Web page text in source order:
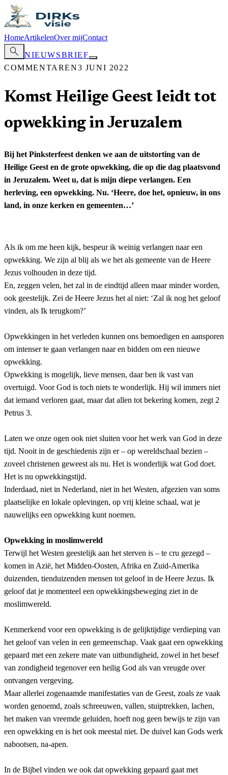
HomeArtikelenOver mijContact
search
NIEUWSBRIEF
COMMENTAREN3 JUNI 2022
Komst Heilige Geest leidt tot
opwekking in Jeruzalem
Bij het Pinksterfeest denken we aan de uitstorting van de
Heilige Geest en de grote opwekking, die op die dag plaatsvond
in Jeruzalem. Weet u, dat is mijn diepe verlangen. Een
herleving, een opwekking. Nu. ‘Heere, doe het, opnieuw, in ons
land, in onze kerken en gemeenten…’
Als ik om me heen kijk, bespeur ik weinig verlangen naar een
opwekking. We zijn al blij als we het als gemeente van de Heere
Jezus volhouden in deze tijd.
En, zeggen velen, het zal in de eindtijd alleen maar minder worden,
ook geestelijk. Zei de Heere Jezus het al niet: ‘Zal ik nog het geloof
vinden, als Ik terugkom?’
Opwekkingen in het verleden kunnen ons bemoedigen en aansporen
om intenser te gaan verlangen naar en bidden om een nieuwe
opwekking.
Opwekking is mogelijk, lieve mensen, daar ben ik vast van
overtuigd. Voor God is toch niets te wonderlijk. Hij wil immers niet
dat iemand verloren gaat, maar dat allen tot bekering komen, zegt 2
Petrus 3.
Laten we onze ogen ook niet sluiten voor het werk van God in deze
tijd. Nooit in de geschiedenis zijn er – op wereldschaal bezien –
zoveel christenen geweest als nu. Het is wonderlijk wat God doet.
Het is nu opwekkingstijd.
Inderdaad, niet in Nederland, niet in het Westen, afgezien van soms
plaatselijke en lokale oplevingen, op vrij kleine schaal, wat je
nauwelijks een opwekking kunt noemen.
Opwekking in moslimwereld
Terwijl het Westen geestelijk aan het sterven is – te cru gezegd –
komen in Azië, het Midden-Oosten, Afrika en Zuid-Amerika
duizenden, tienduizenden mensen tot geloof in de Heere Jezus. Ik
geloof dat je momenteel een opwekkingsbeweging ziet in de
moslimwereld.
Kenmerkend voor een opwekking is de gelijktijdige verdieping van
het geloof van velen in een gemeenschap. Vaak gaat een opwekking
gepaard met een zekere mate van uitbundigheid, zowel in het besef
van zondigheid tegenover een heilig God als van vreugde over
ontvangen vergeving.
Maar allerlei zogenaamde manifestaties van de Geest, zoals ze vaak
worden genoemd, zoals schreeuwen, vallen, stuiptrekken, lachen,
het maken van vreemde geluiden, hoeft nog geen bewijs te zijn van
een opwekking en is het ook meestal niet. De duivel kan Gods werk
nabootsen, na-apen.
In de Bijbel vinden we ook dat opwekking gepaard gaat met